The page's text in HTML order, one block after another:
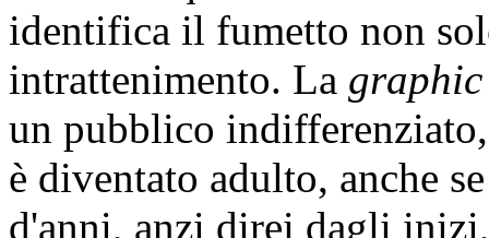
identifica il fumetto non
intrattenimento. La
un pubblico
è diventato adulto, anche
d'anni, anzi direi dagli